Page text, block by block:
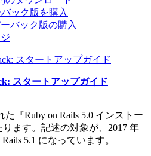
ック版を購入
バック版の購入
スタートアップガイド
『Ruby on Rails 5.0 インストー
ます。記述の対象が、2017 年
5.1 になっています。